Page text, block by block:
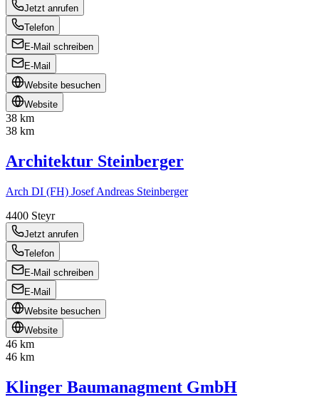
Jetzt anrufen
Telefon
E-Mail schreiben
E-Mail
Website besuchen
Website
38 km
38 km
Architektur Steinberger
Arch DI (FH) Josef Andreas Steinberger
4400 Steyr
Jetzt anrufen
Telefon
E-Mail schreiben
E-Mail
Website besuchen
Website
46 km
46 km
Klinger Baumanagment GmbH